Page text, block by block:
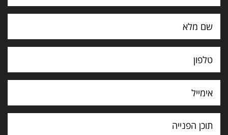
תוכן
הפנייה